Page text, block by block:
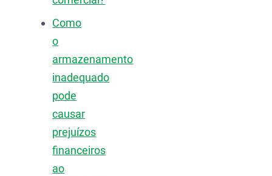
Como
o
armazenamento
inadequado
pode
causar
prejuízos
financeiros
ao